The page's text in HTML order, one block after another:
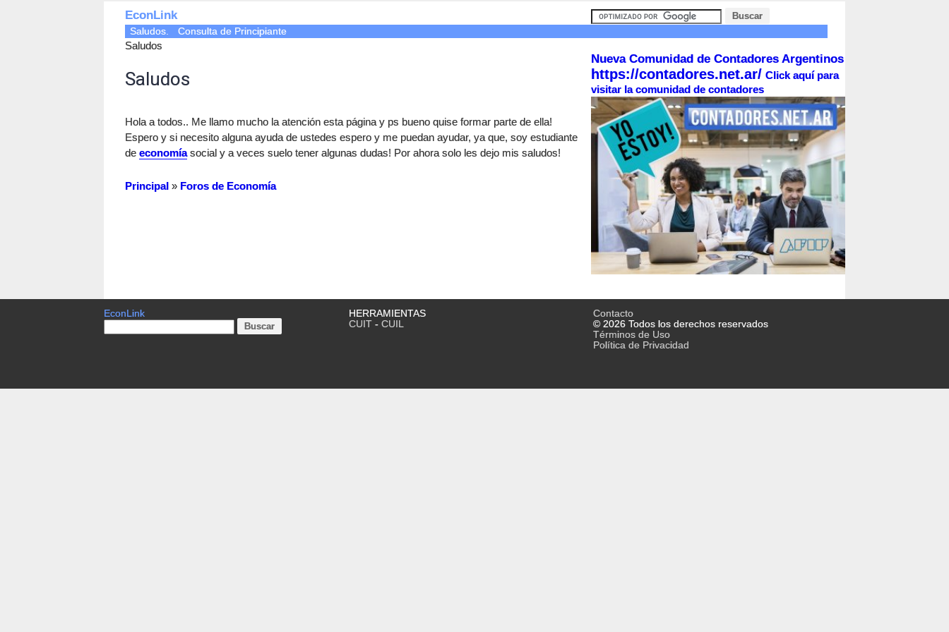
EconLink
Saludos. Consulta de Principiante
Saludos
Saludos
Hola a todos.. Me llamo mucho la atención esta página y ps bueno quise formar parte de ella!
Espero y si necesito alguna ayuda de ustedes espero y me puedan ayudar, ya que, soy estudiante
de economíasocial y a veces suelo tener algunas dudas! Por ahora solo les dejo mis saludos!
Principal » Foros de Economía
Nueva Comunidad de Contadores Argentinos
https://contadores.net.ar/ Click aquí para
visitar la comunidad de contadores
EconLink
HERRAMIENTAS
CUIT- CUIL
Contacto
© 2026 Todos los derechos reservados
Términos de Uso
Política de Privacidad